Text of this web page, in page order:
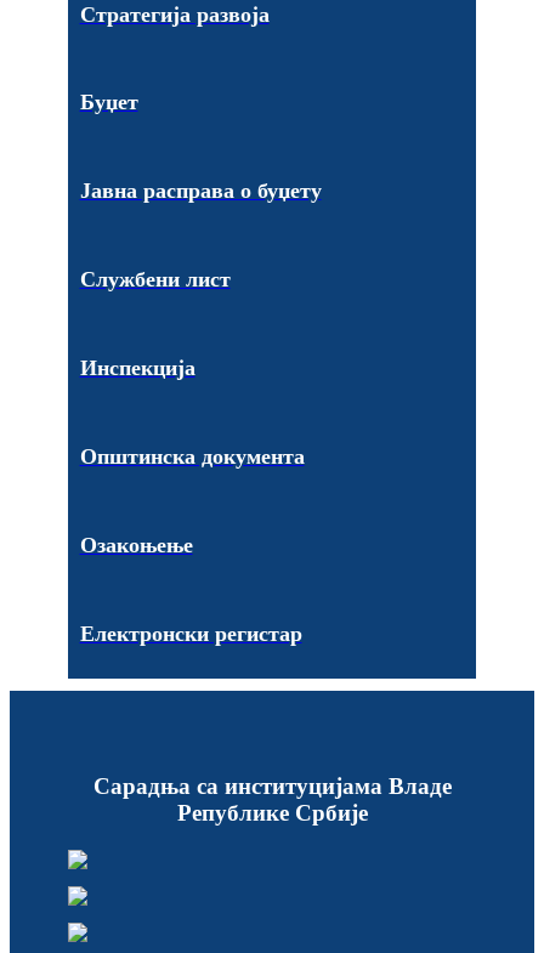
Стратегија развоја
Буџет
Јавна расправа о буџету
Службени лист
Инспекција
Општинска документа
Озакоњење
Електронски регистар
Сарадња са институцијама Владе
Републике Србије